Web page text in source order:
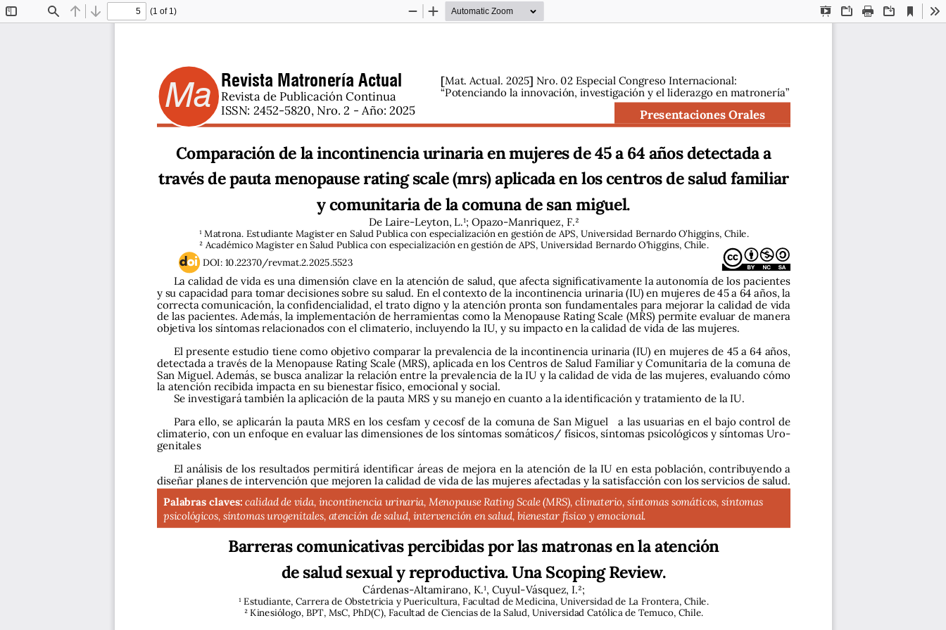
Find Previous
Next
(1 of 1)
Presentation
OpenPrint Download
Current
View
Zoom
Zoom
Revista Matronería Actual
Revista de Publicación Continua
ISSN: 2452-5820, Nro. 2 - Año: 2025
Presentaciones Orales
[Mat. Actual. 2025] Nro. 02 Especial Congreso Internacional:
“Potenciando la innovación, investigación y el liderazgo en matronería”
Ma
Comparación de la incontinencia urinaria en mujeres de 45 a 64 años detectada a
través de pauta menopause rating scale (mrs) aplicada en los centros de salud familiar
y comunitaria de la comuna de san miguel.
Barreras comunicativas percibidas por las matronas en la atención
de salud sexual y reproductiva. Una Scoping Review.
De Laire-Leyton, L.1; Opazo-Manriquez, F.2
1 Matrona. Estudiante Magister en Salud Publica con especialización en gestión de APS, Universidad Bernardo O'higgins, Chile.
2 Académico Magister en Salud Publica con especialización en gestión de APS, Universidad Bernardo O'higgins, Chile.
Cárdenas-Altamirano, K.1, Cuyul-Vásquez, I.2;
1 Estudiante, Carrera de Obstetricia y Puericultura, Facultad de Medicina, Universidad de La Frontera, Chile.
2 Kinesiólogo, BPT, MsC, PhD(C), Facultad de Ciencias de la Salud, Universidad Católica de Temuco, Chile.
Palabras claves: calidad de vida, incontinencia urinaria, Menopause Rating Scale (MRS), climaterio, síntomas somáticos, síntomas
psicológicos, síntomas urogenitales, atención de salud, intervención en salud, bienestar físico y emocional.
La calidad de vida es una dimensión clave en la atención de salud, que afecta significativamente la autonomía de los pacientes
y su capacidad para tomar decisiones sobre su salud. En el contexto de la incontinencia urinaria (IU) en mujeres de 45 a 64 años, la
correcta comunicación, la confidencialidad, el trato digno y la atención pronta son fundamentales para mejorar la calidad de vida
de las pacientes. Además, la implementación de herramientas como la Menopause Rating Scale (MRS) permite evaluar de manera
objetiva los síntomas relacionados con el climaterio, incluyendo la IU, y su impacto en la calidad de vida de las mujeres.
El presente estudio tiene como objetivo comparar la prevalencia de la incontinencia urinaria (IU) en mujeres de 45 a 64 años,
detectada a través de la Menopause Rating Scale (MRS), aplicada en los Centros de Salud Familiar y Comunitaria de la comuna de
San Miguel. Además, se busca analizar la relación entre la prevalencia de la IU y la calidad de vida de las mujeres, evaluando cómo
la atención recibida impacta en su bienestar físico, emocional y social.
Se investigará también la aplicación de la pauta MRS y su manejo en cuanto a la identificación y tratamiento de la IU.
Para ello, se aplicarán la pauta MRS en los cesfam y cecosf de la comuna de San Miguel   a las usuarias en el bajo control de
climaterio, con un enfoque en evaluar las dimensiones de los síntomas somáticos/ físicos, síntomas psicológicos y síntomas Uro-
genitales
El análisis de los resultados permitirá identificar áreas de mejora en la atención de la IU en esta población, contribuyendo a
diseñar planes de intervención que mejoren la calidad de vida de las mujeres afectadas y la satisfacción con los servicios de salud.
DOI: 10.22370/revmat.2.2025.5523